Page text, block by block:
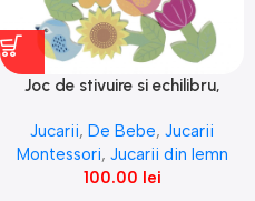
Joc de stivuire si echilibru,
Jucarii, De Bebe, Jucarii
Montessori, Jucarii din lemn
100.00 lei